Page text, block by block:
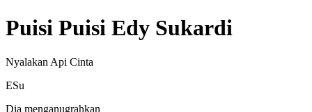
Puisi Puisi Edy Sukardi
Nyalakan Api Cinta
ESu
Dia menganugrahkan